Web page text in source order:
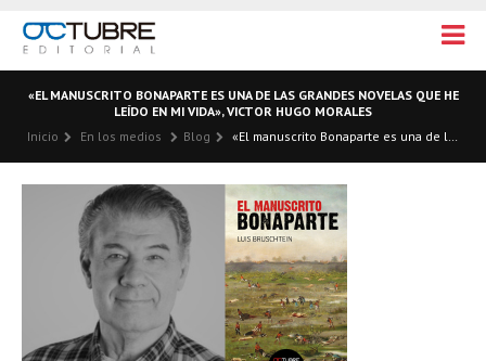
«EL MANUSCRITO BONAPARTE ES UNA DE LAS GRANDES NOVELAS QUE HE
LEÍDO EN MI VIDA», VICTOR HUGO MORALES
Inicio
En los medios Blog «El manuscrito Bonaparte es una de las grandes novelas que he leído en mi vida», Victor Hugo Morales